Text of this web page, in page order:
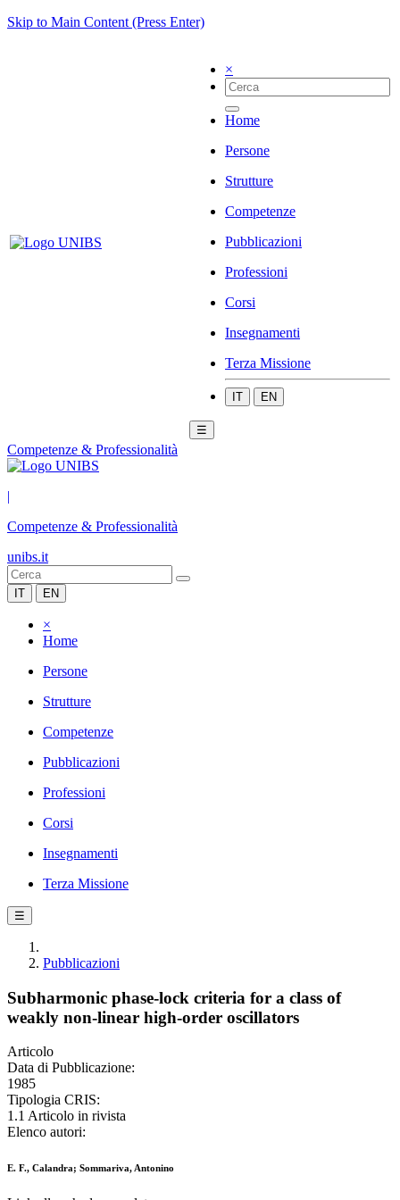
Skip to Main Content (Press Enter)
×
Home
Persone
Strutture
Competenze
Pubblicazioni
Professioni
Corsi
Insegnamenti
Terza Missione
IT EN
☰
Competenze & Professionalità
|
Competenze & Professionalità
unibs.it
IT EN
×
Home
Persone
Strutture
Competenze
Pubblicazioni
Professioni
Corsi
Insegnamenti
Terza Missione
☰
Pubblicazioni
Subharmonic phase-lock criteria for a class of
weakly non-linear high-order oscillators
Articolo
Data di Pubblicazione:
1985
Tipologia CRIS:
1.1 Articolo in rivista
Elenco autori:
E. F., Calandra; Sommariva, Antonino